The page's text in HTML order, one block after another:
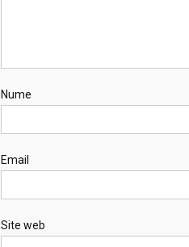
Nume
Email
Site web